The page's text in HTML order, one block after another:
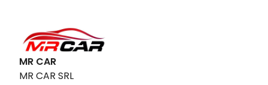
MR CAR
MR CAR SRL